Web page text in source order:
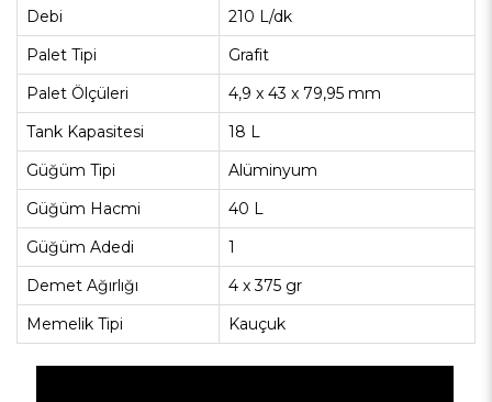
Debi
210 L/dk
Palet Tipi
Grafit
Palet Ölçüleri
4,9 x 43 x 79,95 mm
Tank Kapasitesi
18 L
Güğüm Tipi
Alüminyum
Güğüm Hacmi
40 L
Güğüm Adedi
1
Demet Ağırlığı
4 x 375 gr
Memelik Tipi
Kauçuk